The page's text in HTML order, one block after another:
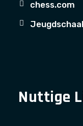
chess.com
Nuttige